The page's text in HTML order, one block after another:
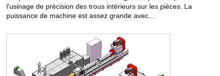
l'usinage de précision des trous intérieurs sur les pièces. La
puissance de machine est assez grande avec...